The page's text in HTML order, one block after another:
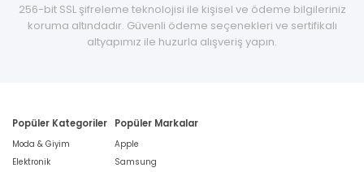
256-bit SSL şifreleme teknolojisi ile kişisel ve ödeme bilgileriniz
koruma altındadır. Güvenli ödeme seçenekleri ve sertifikalı
altyapımız ile huzurla alışveriş yapın.
Popüler Kategoriler
Moda & Giyim
Elektronik
Popüler Markalar
Apple
Samsung